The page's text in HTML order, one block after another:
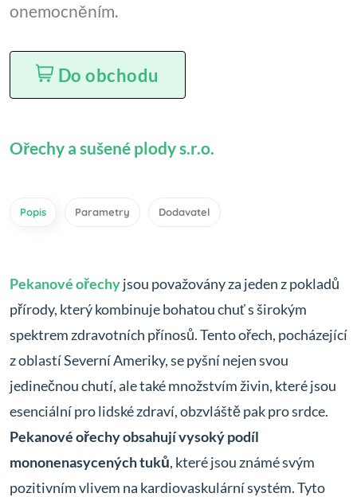
onemocněním.
Do obchodu
Ořechy a sušené plody s.r.o.
Popis Parametry Dodavatel
Pekanové ořechyjsou považovány za jeden z pokladů
přírody, který kombinuje bohatou chuť s širokým
spektrem zdravotních přínosů. Tento ořech, pocházející
z oblastí Severní Ameriky, se pyšní nejen svou
jedinečnou chutí, ale také množstvím živin, které jsou
esenciální pro lidské zdraví, obzvláště pak pro srdce.
Pekanové ořechy obsahují vysoký podíl
mononenasycených tuků, které jsou známé svým
pozitivním vlivem na kardiovaskulární systém. Tyto